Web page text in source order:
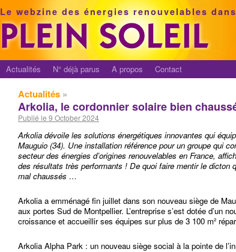
Le webzine des énergies renouvelables
Actualités N° déjà parus A propos Contact
Actualités »
Arkolia, le cordonnier solaire bien
Publié le 9 October 2024
Arkolia dévoile les solutions énergétiques innovantes qui
Mauguio (34). Une installation référence pour un groupe qui
secteur des énergies d’origines renouvelables en France,
des résultats très performants ! De quoi faire mentir le dicton
mal chaussés …
Arkolia a emménagé fin juillet dans son nouveau siège de
aux portes Sud de Montpellier. L’entreprise s’est dotée d’un
croissance et accueillir ses équipes sur plus de 3 100 m²
Arkolia Alpha Park : un nouveau siège social à la pointe de